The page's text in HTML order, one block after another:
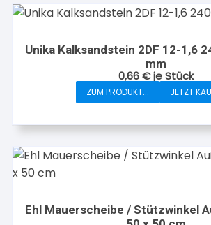
Die
können
auf
der
werden
Unika Kalksandstein 2DF 12-1,6
mm
0,66€je Stück
ZUM PRODUKT... JETZT
Ehl Mauerscheibe / Stützwinkel